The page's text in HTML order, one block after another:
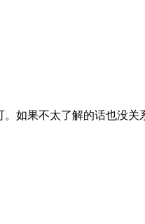
如果不太了解的话也没